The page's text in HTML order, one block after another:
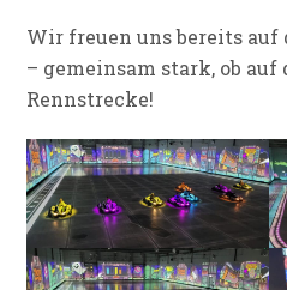
Wir freuen uns bereits auf
– gemeinsam stark, ob
Rennstrecke!